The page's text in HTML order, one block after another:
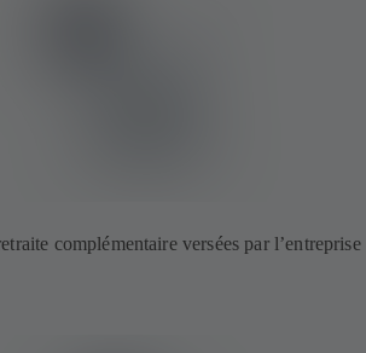
complémentaire versées par l’entreprise